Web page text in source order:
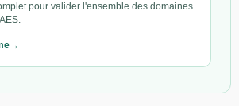
pour valider l'ensemble des domaines